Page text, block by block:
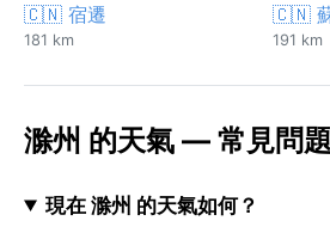
🇨🇳 宿遷
181 km
🇨🇳
191 km
滁州 的天氣 — 常見問題
現在 滁州 的天氣如何？